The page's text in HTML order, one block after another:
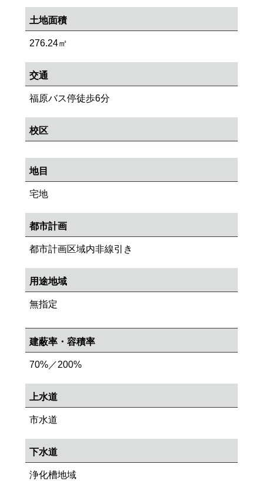
土地面積
276.24㎡
交通
福原バス停徒歩6分
校区
地目
宅地
都市計画
都市計画区域内非線引き
用途地域
無指定
建蔽率・容積率
70%／200%
上水道
市水道
下水道
浄化槽地域